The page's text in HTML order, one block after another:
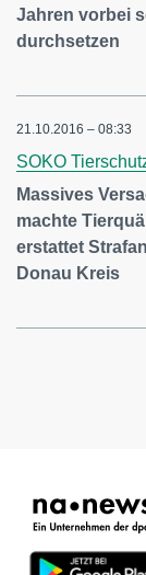
Jahren vorbei
durchsetzen
21.10.2016 – 08:33
SOKO
Massives
machte
erstattet
Donau Kreis